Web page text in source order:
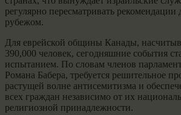
регулярно пересматривать рекомендации
рубежом.
Для еврейской общины Канады,
390,000 человек, сегодняшние события
испытанием. По словам членов
Романа Бабера, требуется решительное
растущей волне антисемитизма и
всех граждан независимо от их
религиозной принадлежности.